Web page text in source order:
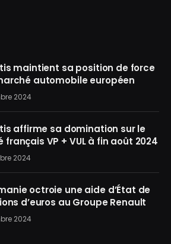
maintient sa position de force
automobile européen
2024
affirme sa domination sur le
français VP + VUL à fin août 2024
2024
octroie une aide d’État de
d’euros au Groupe Renault
2024